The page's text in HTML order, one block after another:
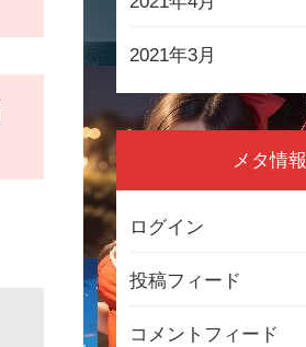
2021年3月
メタ情報
ログイン
投稿フィード
コメントフィード